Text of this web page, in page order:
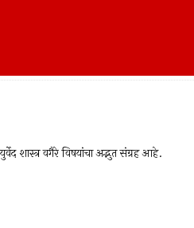
शास्त्र वगैरे विषयांचा अद्भुत संग्रह आहे.